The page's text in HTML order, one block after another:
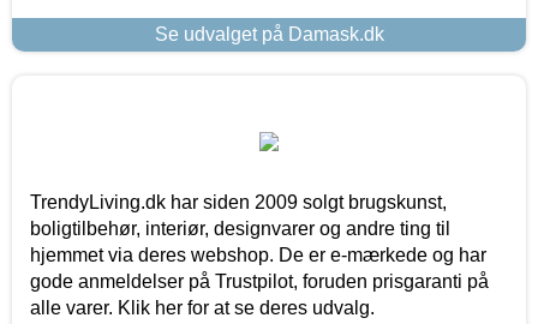
Se udvalget på Damask.dk
TrendyLiving.dk har siden 2009 solgt brugskunst,
boligtilbehør, interiør, designvarer og andre ting til
hjemmet via deres webshop. De er e-mærkede og har
gode anmeldelser på Trustpilot, foruden prisgaranti på
alle varer. Klik her for at se deres udvalg.